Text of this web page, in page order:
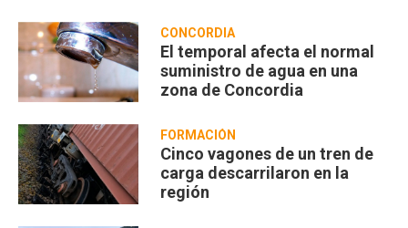
CONCORDIA
El temporal afecta el normal
suministro de agua en una
zona de Concordia
FORMACIÓN
Cinco vagones de un tren de
carga descarrilaron en la
región